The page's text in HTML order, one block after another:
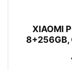
XIAOMI
8+256GB,